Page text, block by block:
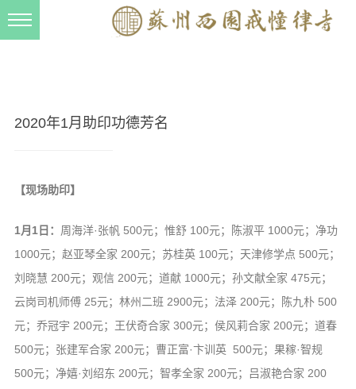
戒幢春秋
档案管理
法音宣流
2020年1月助印功德芳名
【现场助印】
1月1日： 周海洋·张帆 500元；惟舒 100元；陈淑平 1000元；净功
1000元；赵亚琴全家 200元；苏桂英 100元；天津修学点 500元；
刘晓慧 200元；观信 200元；道献 1000元；孙文献全家 475元；
云岗司机师傅 25元；林州二班 2900元；法泽 200元；陈九朴 500
元；乔冠宇 200元；王伏奇合家 300元；侯风莉合家 200元；道春
500元；张建军合家 200元；曹正富·卞训英 500元；果稼·智规
500元；净嬉·刘绍东 200元；智孝全家 200元；吕淑艳合家 200